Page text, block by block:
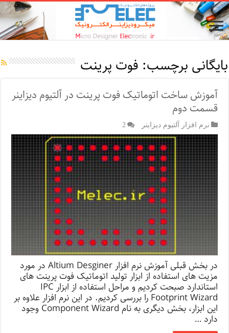
بایگانی برچسب: فوت پرینت
آموزش ساخت اتوماتیک فوت پرینت در آلتیوم دیزاینر
قسمت دوم
نرم افزار آلتیوم دیزاینر 2
در بخش قبلی آموزش نرم افزار Altium Desginer در مورد
مزیت های استفاده از ابزار تولید اتوماتیک فوت پرینت های
استاندارد صبحت کردیم و مراحل استفاده از ابزار IPC
Footprint Wizard را بررسی کردیم. در این نرم افزار علاوه بر
این ابزار، بخش دیگری به نام Component Wizard وجود
دارد …